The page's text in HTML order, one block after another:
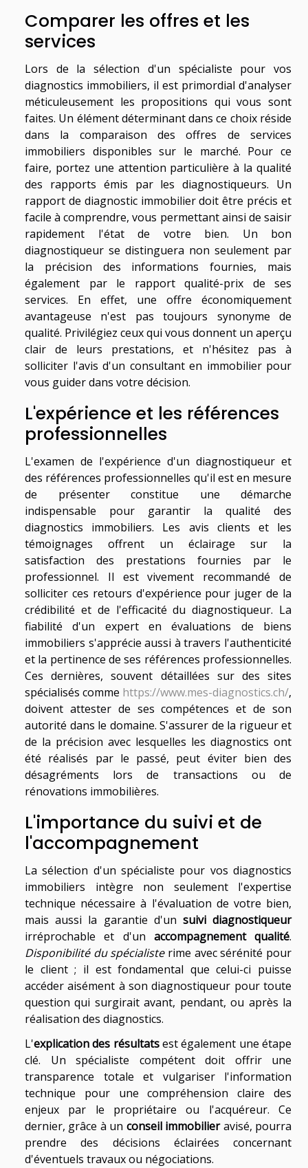
Comparer les offres et les
services
Lors de la sélection d'un spécialiste pour vos
diagnostics immobiliers, il est primordial d'analyser
méticuleusement les propositions qui vous sont
faites. Un élément déterminant dans ce choix réside
dans la comparaison des offres de services
immobiliers disponibles sur le marché. Pour ce
faire, portez une attention particulière à la qualité
des rapports émis par les diagnostiqueurs. Un
rapport de diagnostic immobilier doit être précis et
facile à comprendre, vous permettant ainsi de saisir
rapidement l'état de votre bien. Un bon
diagnostiqueur se distinguera non seulement par
la précision des informations fournies, mais
également par le rapport qualité-prix de ses
services. En effet, une offre économiquement
avantageuse n'est pas toujours synonyme de
qualité. Privilégiez ceux qui vous donnent un aperçu
clair de leurs prestations, et n'hésitez pas à
solliciter l'avis d'un consultant en immobilier pour
vous guider dans votre décision.
L'expérience et les références
professionnelles
L'examen de l'expérience d'un diagnostiqueur et
des références professionnelles qu'il est en mesure
de présenter constitue une démarche
indispensable pour garantir la qualité des
diagnostics immobiliers. Les avis clients et les
témoignages offrent un éclairage sur la
satisfaction des prestations fournies par le
professionnel. Il est vivement recommandé de
solliciter ces retours d'expérience pour juger de la
crédibilité et de l'efficacité du diagnostiqueur. La
fiabilité d'un expert en évaluations de biens
immobiliers s'apprécie aussi à travers l'authenticité
et la pertinence de ses références professionnelles.
Ces dernières, souvent détaillées sur des sites
spécialisés comme https://www.mes-diagnostics.ch/,
doivent attester de ses compétences et de son
autorité dans le domaine. S'assurer de la rigueur et
de la précision avec lesquelles les diagnostics ont
été réalisés par le passé, peut éviter bien des
désagréments lors de transactions ou de
rénovations immobilières.
L'importance du suivi et de
l'accompagnement
La sélection d'un spécialiste pour vos diagnostics
immobiliers intègre non seulement l'expertise
technique nécessaire à l'évaluation de votre bien,
mais aussi la garantie d'un suivi diagnostiqueur
irréprochable et d'un accompagnement qualité.
Disponibilité du spécialisterime avec sérénité pour
le client ; il est fondamental que celui-ci puisse
accéder aisément à son diagnostiqueur pour toute
question qui surgirait avant, pendant, ou après la
réalisation des diagnostics.
L'explication des résultatsest également une étape
clé. Un spécialiste compétent doit offrir une
transparence totale et vulgariser l'information
technique pour une compréhension claire des
enjeux par le propriétaire ou l'acquéreur. Ce
dernier, grâce à un conseil immobilieravisé, pourra
prendre des décisions éclairées concernant
d'éventuels travaux ou négociations.